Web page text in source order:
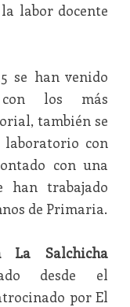
labor docente
se han venido
con los más
también se
con
con una
trabajado
de Primaria.
La Salchicha
desde el
por El